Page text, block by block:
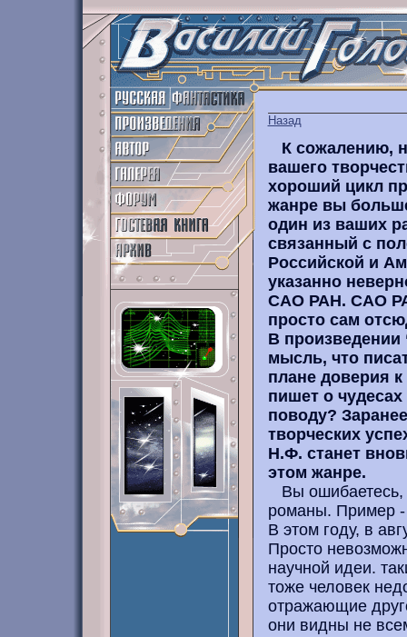
Назад
К сожалению,
вашего
хороший цикл
жанре вы
один из ваших
связанный с
Российской и
указанно
САО РАН. САО
просто сам
В произведении
мысль, что
плане доверия
пишет о
поводу?
творческих
Н.Ф. станет
этом жанре.
Вы ошибаетесь,
романы. Пример
В этом году, в
Просто
научной идеи.
тоже человек
отражающие
они видны не